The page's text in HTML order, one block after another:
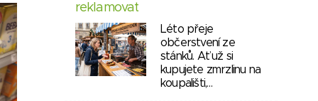
reklamovat
Léto přeje
občerstvení ze
stánků. Ať už si
kupujete zmrzlinu na
koupališti,…